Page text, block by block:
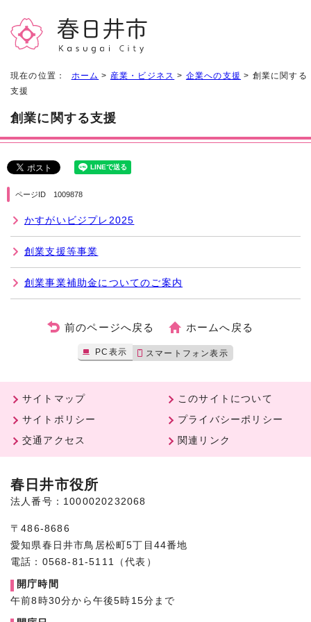
現在の位置： ホーム > 産業・ビジネス > 企業への支援 > 創業に関する
支援
創業に関する支援
ページID 1009878
かすがいビジプレ2025
創業支援等事業
創業事業補助金についてのご案内
前のページへ戻る ホームへ戻る
PC表示 スマートフォン表示
サイトマップ
このサイトについて
サイトポリシー
プライバシーポリシー
交通アクセス
関連リンク
春日井市役所
法人番号：1000020232068
〒486-8686
愛知県春日井市鳥居松町5丁目44番地
電話：0568-81-5111（代表）
開庁時間
午前8時30分から午後5時15分まで